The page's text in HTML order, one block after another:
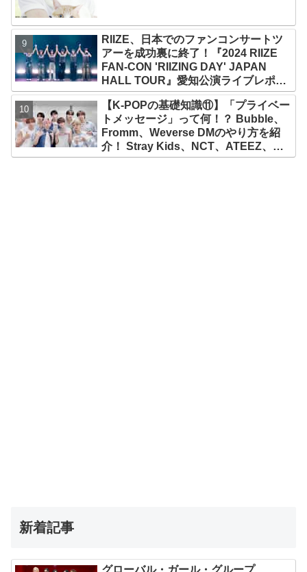
RIIZE、日本でのファンコンサートツ
アーを成功裏に終了！『2024 RIIZE
FAN-CON 'RIIZING DAY' JAPAN
HALL TOUR』愛知公演ライブレポー
ト！ ウォンビンの推しはウンソク？
ソヒがすぐさま反論「僕じゃない
の？」
【K-POPの基礎知識⑪】「プライベー
トメッセージ」って何！？ Bubble、
Fromm、Weverse DMのやり方を紹
介！ Stray Kids、NCT、ATEEZ、
IVE、aespa、＆TEAM…推しと直接
新着記事
グローバル・ガール・グループ